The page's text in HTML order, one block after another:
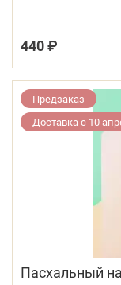
440 ₽
Предзаказ
Доставка с 10
Пасхальный